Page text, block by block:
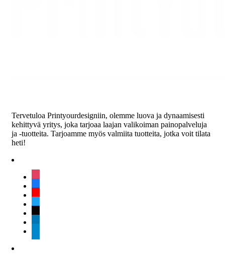
Tervetuloa Printyourdesigniin, olemme luova ja dynaamisesti
kehittyvä yritys, joka tarjoaa laajan valikoiman painopalveluja
ja -tuotteita. Tarjoamme myös valmiita tuotteita, jotka voit tilata
heti!